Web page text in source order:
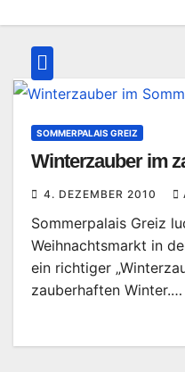
SOMMERPALAIS GREIZ
Winterzauber im
4. DEZEMBER 2010
Sommerpalais Greiz
Weihnachtsmarkt in
ein richtiger
zauberhaften Winter.…